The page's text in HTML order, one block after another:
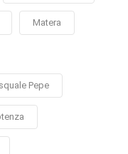
Matera
Pepe